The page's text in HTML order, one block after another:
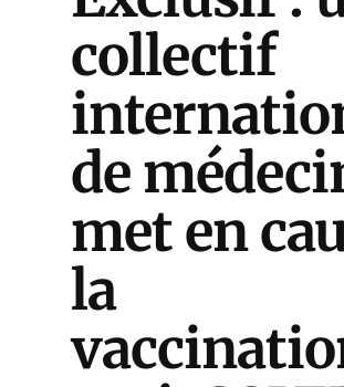
collectif
de
met en
la